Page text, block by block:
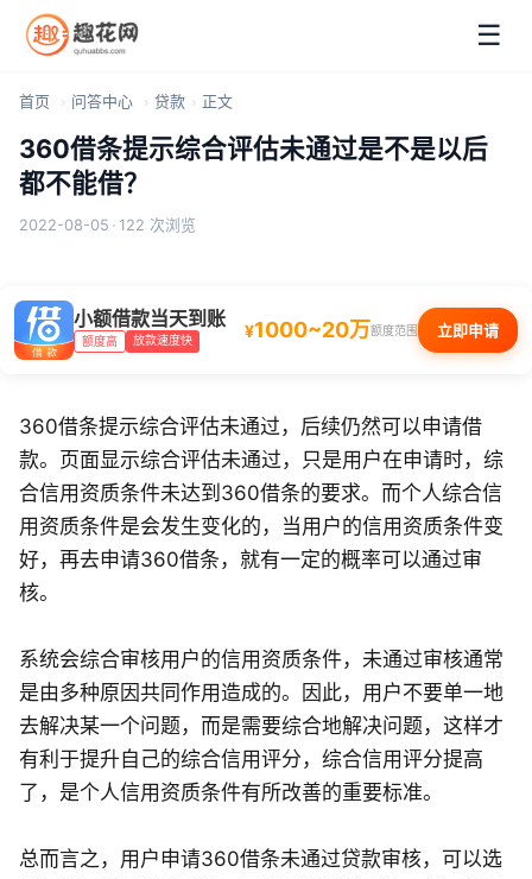
☰
首页 问答中心 贷款 正文
360借条提示综合评估未通过是不是以后
都不能借？
2022-08-05 · 122 次浏览
小额借款当天到账
额度高 放款速度快 ¥1000~20万额度范围 立即申请
360借条提示综合评估未通过，后续仍然可以申请借
款。页面显示综合评估未通过，只是用户在申请时，综
合信用资质条件未达到360借条的要求。而个人综合信
用资质条件是会发生变化的，当用户的信用资质条件变
好，再去申请360借条，就有一定的概率可以通过审
核。
系统会综合审核用户的信用资质条件，未通过审核通常
是由多种原因共同作用造成的。因此，用户不要单一地
去解决某一个问题，而是需要综合地解决问题，这样才
有利于提升自己的综合信用评分，综合信用评分提高
了，是个人信用资质条件有所改善的重要标准。
总而言之，用户申请360借条未通过贷款审核，可以选